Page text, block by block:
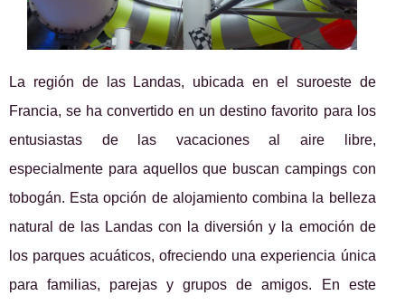
La región de las Landas, ubicada en el suroeste de
Francia, se ha convertido en un destino favorito para los
entusiastas de las vacaciones al aire libre,
especialmente para aquellos que buscan campings con
tobogán. Esta opción de alojamiento combina la belleza
natural de las Landas con la diversión y la emoción de
los parques acuáticos, ofreciendo una experiencia única
para familias, parejas y grupos de amigos. En este